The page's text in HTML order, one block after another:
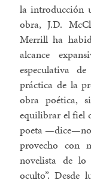
la introducción
obra, J.D.
Merrill ha
alcance
especulativa
práctica de la
obra poética,
equilibrar el fiel
poeta —dice—no
provecho con
novelista de lo
oculto”. Desde